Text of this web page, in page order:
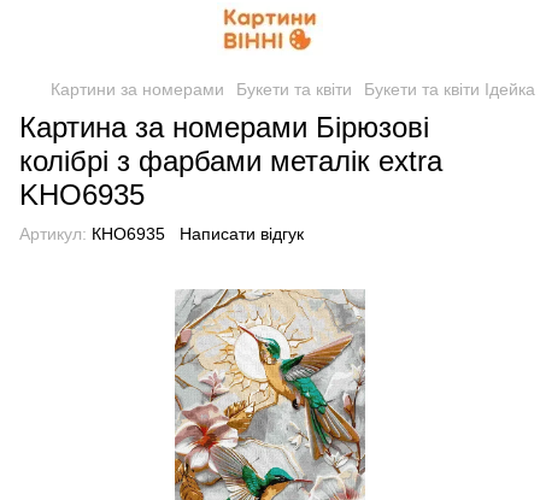
Картини за номерами Букети та квіти Букети та квіти Ідейка
Картина за номерами Бірюзові
колібрі з фарбами металік extra
KHO6935
Артикул: КНО6935 Написати відгук